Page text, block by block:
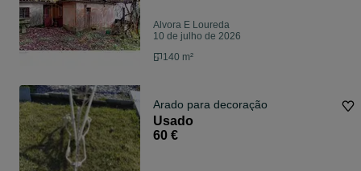
Alvora E Loureda
10 de julho de 2026
140 m²
Arado para decoração
Usado
60 €